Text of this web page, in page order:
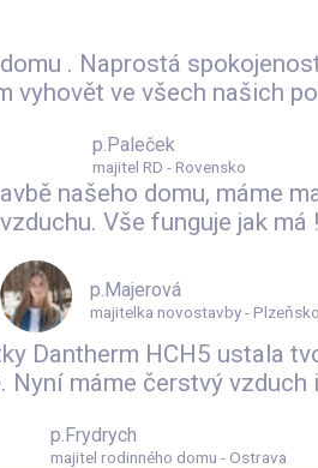
. Naprostá
vyhovět ve všech našich
p.Paleček
majitel RD - Rovensko
našeho domu, máme
vzduchu. Vše funguje jak má !
p.Majerová
majitelka novostavby - Plzeňsko
Dantherm HCH5 ustala
Nyní máme čerstvý vzduch
p.Frydrych
majitel rodinného domu - Ostrava